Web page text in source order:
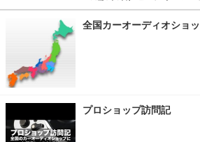
全国カーオーディオショ
プロショップ訪問記